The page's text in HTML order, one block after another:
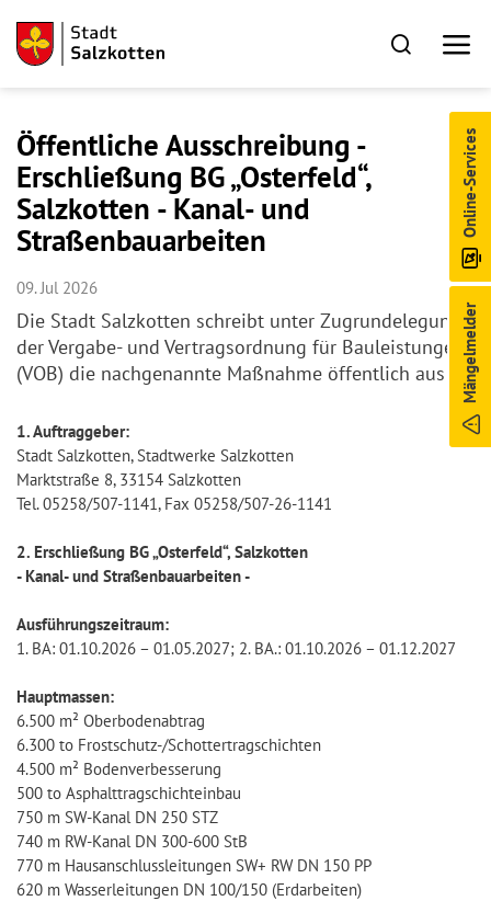
Mängelmelder
Online-Services
Öffentliche Ausschreibung -
Erschließung BG „Osterfeld“,
Salzkotten - Kanal- und
Straßenbauarbeiten
09. Jul 2026
Die Stadt Salzkotten schreibt unter Zugrundelegung
der Vergabe- und Vertragsordnung für Bauleistungen
(VOB) die nachgenannte Maßnahme öffentlich aus
1. Auftraggeber:
Stadt Salzkotten, Stadtwerke Salzkotten
Marktstraße 8, 33154 Salzkotten
Tel. 05258/507-1141, Fax 05258/507-26-1141
2. Erschließung BG „Osterfeld“, Salzkotten
- Kanal- und Straßenbauarbeiten -
Ausführungszeitraum:
1. BA: 01.10.2026 – 01.05.2027; 2. BA.: 01.10.2026 – 01.12.2027
Hauptmassen:
6.500 m² Oberbodenabtrag
6.300 to Frostschutz-/Schottertragschichten
4.500 m² Bodenverbesserung
500 to Asphalttragschichteinbau
750 m SW-Kanal DN 250 STZ
740 m RW-Kanal DN 300-600 StB
770 m Hausanschlussleitungen SW+ RW DN 150 PP
620 m Wasserleitungen DN 100/150 (Erdarbeiten)